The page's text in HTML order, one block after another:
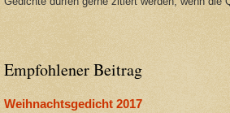
Empfohlener Beitrag
Weihnachtsgedicht 2017